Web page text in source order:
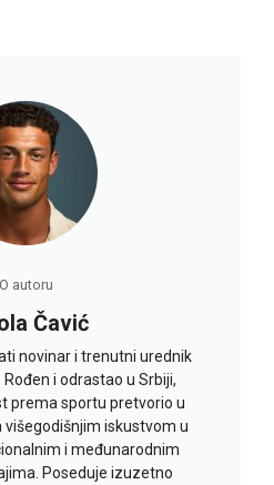
O autoru
Čavić
novinar i trenutni urednik
i odrastao u Srbiji,
prema sportu pretvorio u
višegodišnjim iskustvom u
i međunarodnim
Poseduje izuzetno